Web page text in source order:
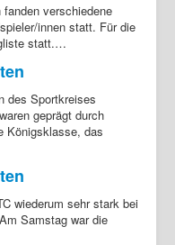
verschiedene
innen statt. Für die
statt.…
des Sportkreises
geprägt durch
Königsklasse, das
wiederum sehr stark bei
Samstag war die